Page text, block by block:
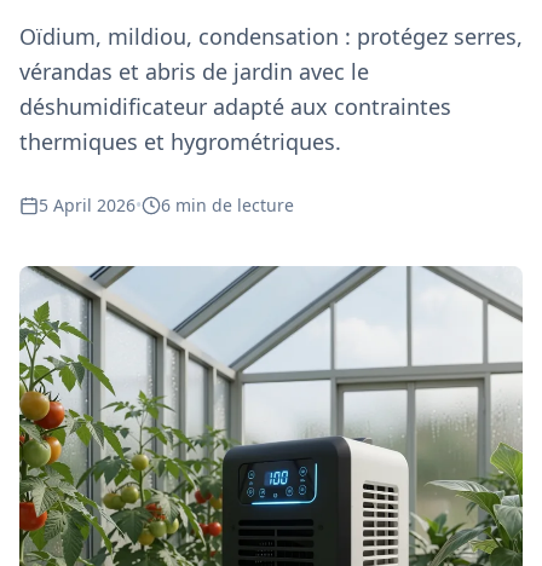
Oïdium, mildiou, condensation : protégez serres,
vérandas et abris de jardin avec le
déshumidificateur adapté aux contraintes
thermiques et hygrométriques.
5 April 2026• 6 min de lecture